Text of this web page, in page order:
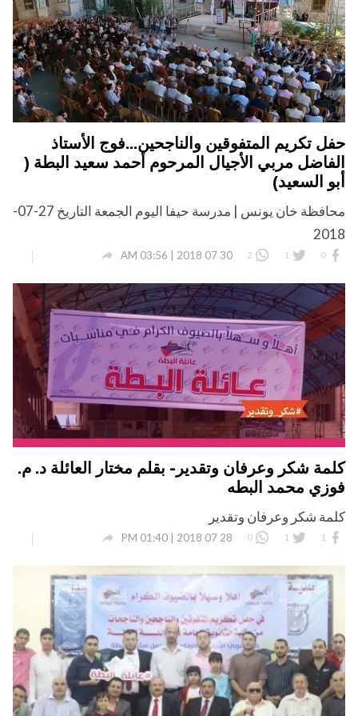
حفل تكريم المتفوقين والناجحين...فوج الأستاذ
الفاضل مربي الأجيال المرحوم أحمد سعيد البطة (
أبو السعيد)
محافظة خان يونس | مدرسة حيفا اليوم الجمعة التاريخ 27-07-
2018
0
1
2
30 07 2018 | 03:56 AM

كلمة شكر وعرفان وتقدير- بقلم مختار العائلة د. م.
فوزي محمد البطه
كلمة شكر وعرفان وتقدير
1
1
0
28 07 2018 | 01:40 PM
